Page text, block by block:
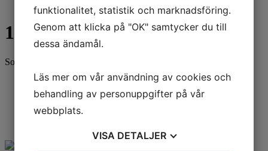
100/90-17
Sortering
Standard
Senaste
Billigast
funktionalitet, statistik och marknadsföring.
Genom att klicka på "OK" samtycker du till
dessa ändamål.
Läs mer om vår användning av cookies och
behandling av personuppgifter på vår
webbplats.
VISA DETALJER